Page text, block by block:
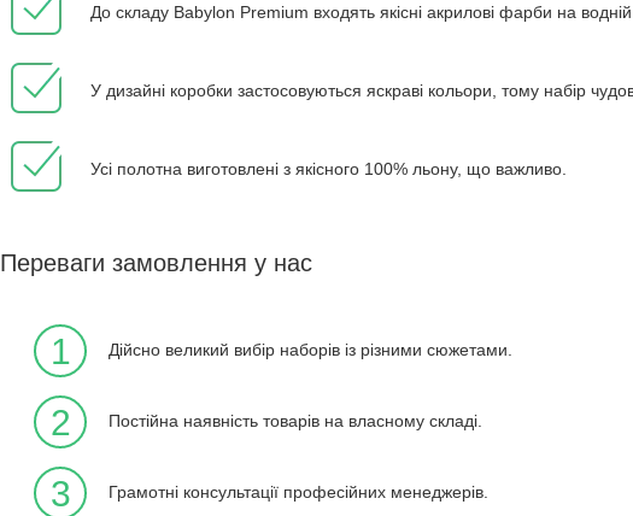
До складу Babylon Premium входять якісні акрилові фарби на водній
У дизайні коробки застосовуються яскраві кольори, тому набір
Усі полотна виготовлені з якісного 100% льону, що важливо.
Переваги замовлення у нас
1 Дійсно великий вибір наборів із різними сюжетами.
2 Постійна наявність товарів на власному складі.
3 Грамотні консультації професійних менеджерів.